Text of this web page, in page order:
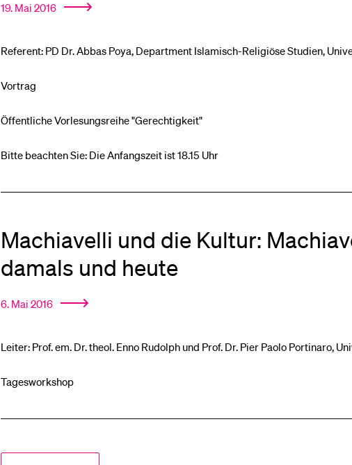
19. Mai 2016
Referent: PD Dr. Abbas Poya, Department Islamisch-Religiöse Studien,
Vortrag
Öffentliche Vorlesungsreihe "Gerechtigkeit"
Bitte beachten Sie: Die Anfangszeit ist 18.15 Uhr
Machiavelli und die Kultur:
damals und heute
6. Mai 2016
Leiter: Prof. em. Dr. theol. Enno Rudolph und Prof. Dr. Pier Paolo Portinaro,
Tagesworkshop